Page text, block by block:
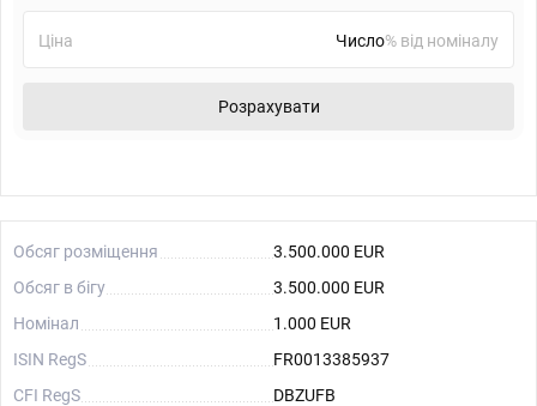
Ціна % від номіналу
Розрахувати
Обсяг розміщення
3.500.000 EUR
Обсяг в бігу
3.500.000 EUR
Номінал
1.000 EUR
ISIN RegS
FR0013385937
CFI RegS
DBZUFB